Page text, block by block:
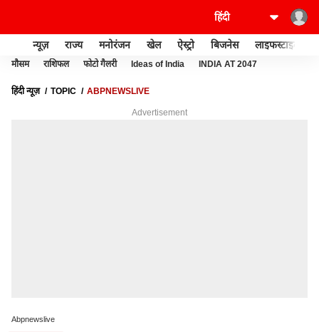
न्यूज़ राज्य मनोरंजन खेल ऐस्ट्रो बिजनेस लाइफस्टाइल
मौसम राशिफल फोटो गैलरी Ideas of India INDIA AT 2047
हिंदी न्यूज़ TOPIC ABPNEWSLIVE
Advertisement
Abpnewslive